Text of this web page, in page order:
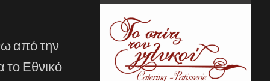
από την
το Εθνικό